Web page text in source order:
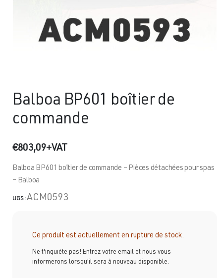
Balboa BP601 boîtier de
commande
€803,09+VAT
Balboa BP601 boîtier de commande – Pièces détachées pour spas
– Balboa
UGS :ACM0593
Ce produit est actuellement en rupture de stock.
Ne t'inquiète pas! Entrez votre email et nous vous
informerons lorsqu'il sera à nouveau disponible.